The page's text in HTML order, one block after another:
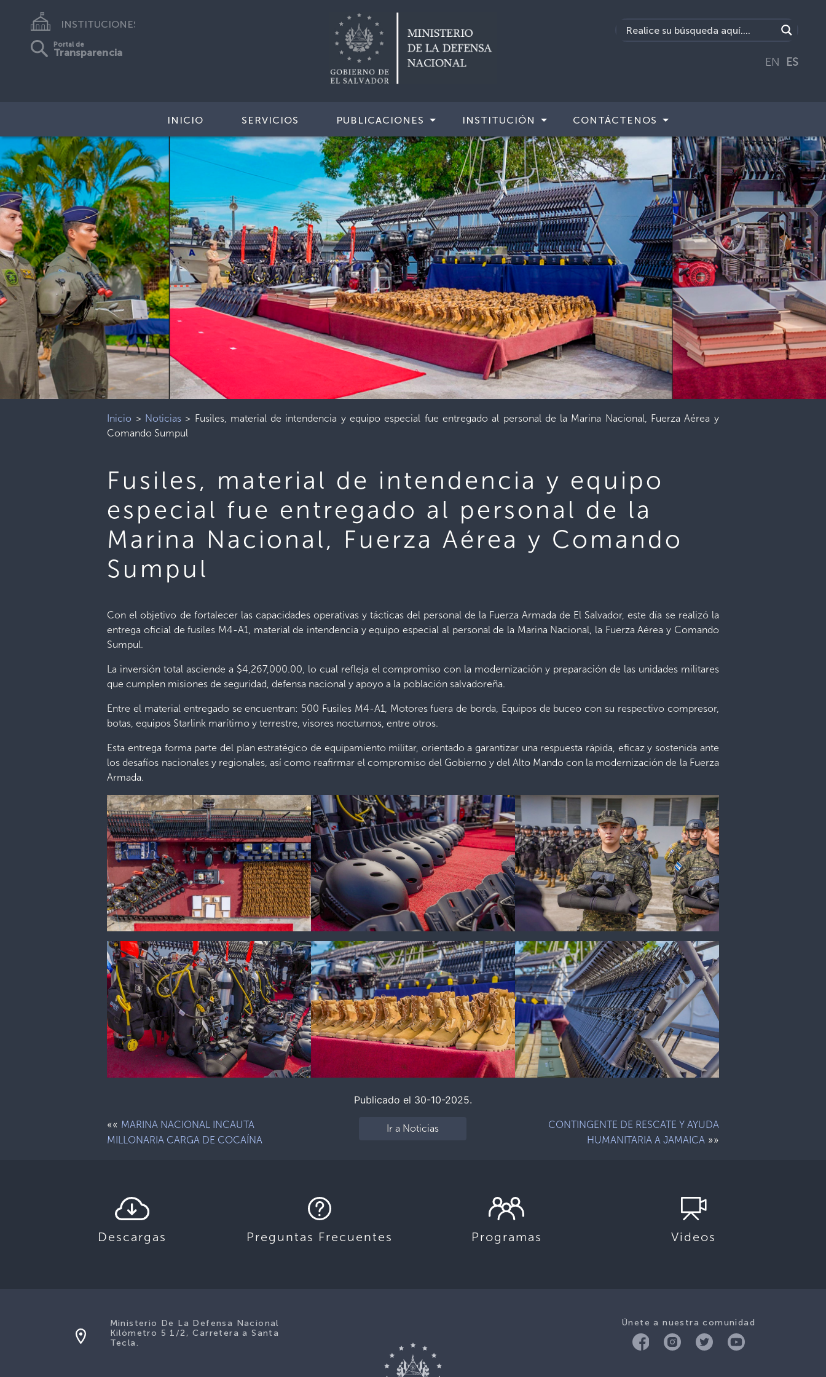
INSTITUCIONES
Portal de
Transparencia
EN ES
INICIO SERVICIOS PUBLICACIONES INSTITUCIÓN CONTÁCTENOS
Inicio > Noticias> Fusiles, material de intendencia y equipo especial fue entregado al personal de la Marina Nacional, Fuerza Aérea y
Comando Sumpul
Fusiles, material de intendencia y equipo
especial fue entregado al personal de la
Marina Nacional, Fuerza Aérea y Comando
Sumpul
Con el objetivo de fortalecer las capacidades operativas y tácticas del personal de la Fuerza Armada de El Salvador, este día se realizó la
entrega oficial de fusiles M4-A1, material de intendencia y equipo especial al personal de la Marina Nacional, la Fuerza Aérea y Comando
Sumpul.
La inversión total asciende a $4,267,000.00, lo cual refleja el compromiso con la modernización y preparación de las unidades militares
que cumplen misiones de seguridad, defensa nacional y apoyo a la población salvadoreña.
Entre el material entregado se encuentran: 500 Fusiles M4-A1, Motores fuera de borda, Equipos de buceo con su respectivo compresor,
botas, equipos Starlink marítimo y terrestre, visores nocturnos, entre otros.
Esta entrega forma parte del plan estratégico de equipamiento militar, orientado a garantizar una respuesta rápida, eficaz y sostenida ante
los desafíos nacionales y regionales, así como reafirmar el compromiso del Gobierno y del Alto Mando con la modernización de la Fuerza
Armada.
Publicado el 30-10-2025.
«« MARINA NACIONAL INCAUTA
MILLONARIA CARGA DE COCAÍNA
Ir a Noticias
CONTINGENTE DE RESCATE Y AYUDA
HUMANITARIA A JAMAICA »»
Descargas Preguntas Frecuentes Programas Videos
Únete a nuestra comunidad
Ministerio De La Defensa Nacional
Kilómetro 5 1/2, Carretera a Santa
Tecla.